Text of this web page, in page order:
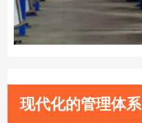
现代化的管理体系